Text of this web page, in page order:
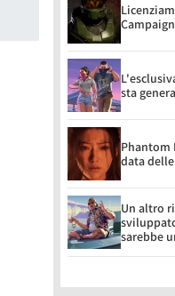
sta
Phantom
data
Un altro
sarebbe